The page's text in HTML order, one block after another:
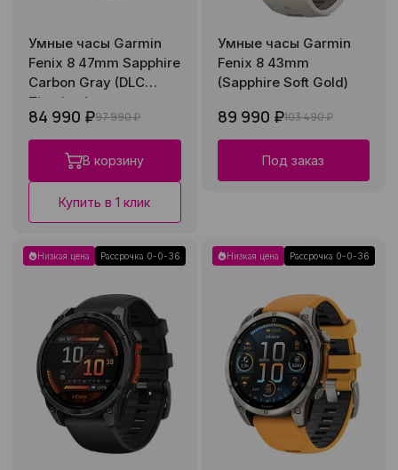
Умные часы Garmin
Fenix 8 47mm Sapphire
Carbon Gray (DLC
Titanium)
84 990 ₽97 990 ₽
В корзину
Купить в 1 клик
Умные часы Garmin
Fenix 8 43mm
(Sapphire Soft Gold)
89 990 ₽103 490 ₽
Под заказ
Низкая цена Рассрочка 0-0-36 Низкая цена Рассрочка 0-0-36